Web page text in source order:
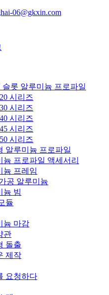
06@gkxin.com
롯 알루미늄 프로파일
20 시리즈
30 시리즈
40 시리즈
45 시리즈
50 시리즈
알루미늄 프로파일
늄 프로파일 액세서리
늄 프레임
공 알루미늄
늄 빔
듈
늄 마감
관
돌출
제작
요청하다